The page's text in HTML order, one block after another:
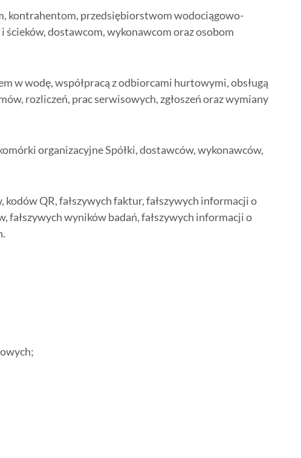
kontrahentom, przedsiębiorstwom wodociągowo-
dostawcom, wykonawcom oraz osobom
w wodę, współpracą z odbiorcami hurtowymi, obsługą
rozliczeń, prac serwisowych, zgłoszeń oraz wymiany
organizacyjne Spółki, dostawców, wykonawców,
QR, fałszywych faktur, fałszywych informacji o
fałszywych wyników badań, fałszywych informacji o